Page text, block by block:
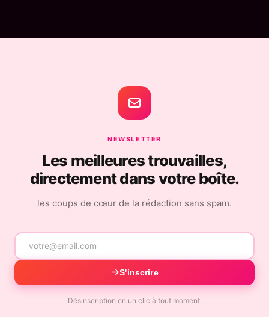
NEWSLETTER
Les meilleures trouvailles,
directement dans votre boîte.
les coups de cœur de la rédaction sans spam.
S'inscrire
Désinscription en un clic à tout moment.